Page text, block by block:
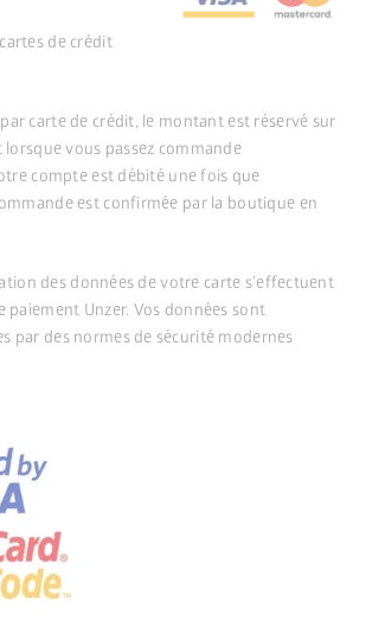
de crédit
carte de crédit, le montant est réservé sur
vous passez commande
compte est débité une fois que
est confirmée par la boutique en
des données de votre carte s’effectuent
paiement Unzer. Vos données sont
par des normes de sécurité modernes